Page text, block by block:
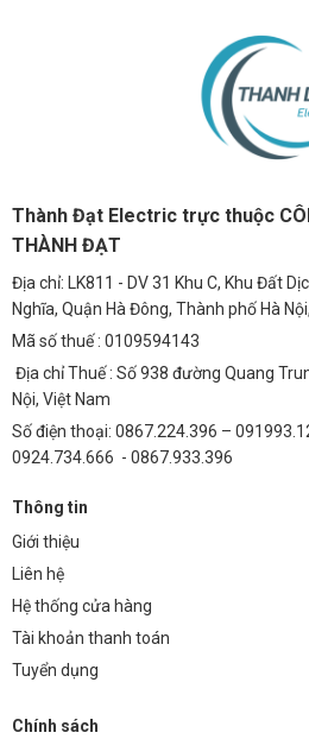
Thành Đạt Electric trực thuộc
THÀNH ĐẠT
Địa chỉ: LK811 - DV 31 Khu C, Khu Đất
Nghĩa, Quận Hà Đông, Thành phố Hà
Mã số thuế : 0109594143
Địa chỉ Thuế : Số 938 đường Quang
Nội, Việt Nam
Số điện thoại: 0867.224.396 –
0924.734.666 - 0867.933.396
Thông tin
Giới thiệu
Liên hệ
Hệ thống cửa hàng
Tài khoản thanh toán
Tuyển dụng
Chính sách